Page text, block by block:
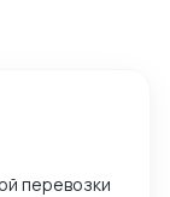
перевозки